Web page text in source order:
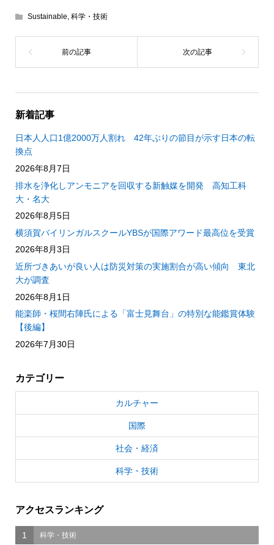
Sustainable, 科学・技術
新着記事
日本人人口1億2000万人割れ 42年ぶりの節目が示す日本の転
換点
2026年8月7日
排水を浄化しアンモニアを回収する新触媒を開発 高知工科
大・名大
2026年8月5日
横須賀バイリンガルスクールYBSが国際アワード最高位を受賞
2026年8月3日
近所づきあいが良い人は防災対策の実施割合が高い傾向 東北
大が調査
2026年8月1日
能楽師・桜間右陣氏による「富士見舞台」の特別な能鑑賞体験
【後編】
2026年7月30日
カテゴリー
カルチャー
国際
社会・経済
科学・技術
アクセスランキング
1 科学・技術